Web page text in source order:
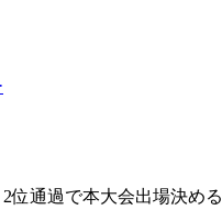
位通過で本大会出場決める